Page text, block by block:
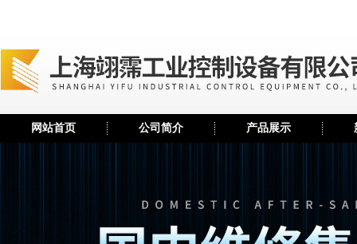
网站首页 公司简介 产品展示